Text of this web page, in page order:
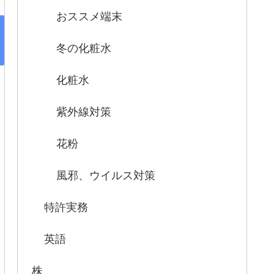
おススメ端末
冬の化粧水
化粧水
紫外線対策
花粉
風邪、ウイルス対策
特許実務
英語
株